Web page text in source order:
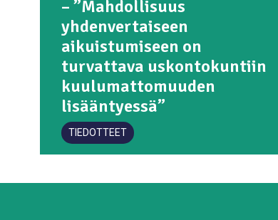
– ”Mahdollisuus
yhdenvertaiseen
aikuistumiseen on
turvattava uskontokuntiin
kuulumattomuuden
lisääntyessä”
TIEDOTTEET